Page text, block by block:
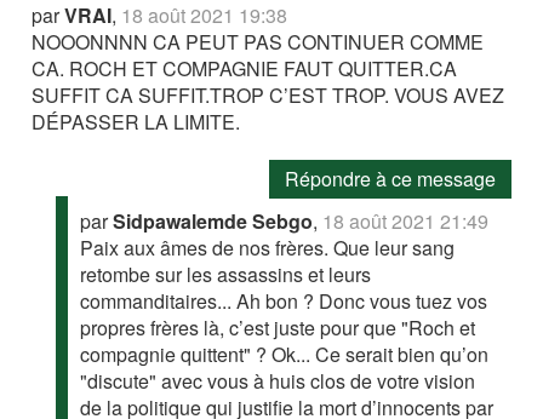
parVRAI, 18 août 2021 19:38
NOOONNNN CA PEUT PAS CONTINUER COMME
CA. ROCH ET COMPAGNIE FAUT QUITTER.CA
SUFFIT CA SUFFIT.TROP C’EST TROP. VOUS AVEZ
DÉPASSER LA LIMITE.
Répondre à ce message
parSidpawalemde Sebgo, 18 août 2021 21:49
Paix aux âmes de nos frères. Que leur sang
retombe sur les assassins et leurs
commanditaires... Ah bon ? Donc vous tuez vos
propres frères là, c’est juste pour que "Roch et
compagnie quittent" ? Ok... Ce serait bien qu’on
"discute" avec vous à huis clos de votre vision
de la politique qui justifie la mort d’innocents par